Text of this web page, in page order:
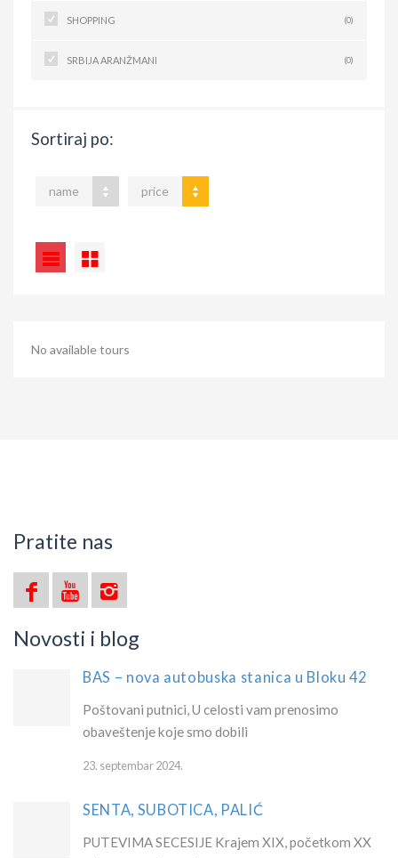
SHOPPING (0)
SRBIJA ARANŽMANI (0)
Sortiraj po:
name price
No available tours
Pratite nas
Novosti i blog
BAS – nova autobuska stanica u Bloku 42
Poštovani putnici, U celosti vam prenosimo
obaveštenje koje smo dobili
23. septembar 2024.
SENTA, SUBOTICA, PALIĆ
PUTEVIMA SECESIJE Krajem XIX, početkom XX